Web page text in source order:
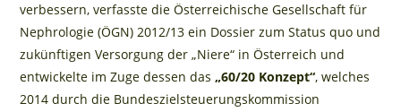
verbessern, verfasste die Österreichische Gesellschaft für
Nephrologie (ÖGN) 2012/13 ein Dossier zum Status quo und
zukünftigen Versorgung der „Niere“ in Österreich und
entwickelte im Zuge dessen das„60/20 Konzept“, welches
2014 durch die Bundeszielsteuerungskommission